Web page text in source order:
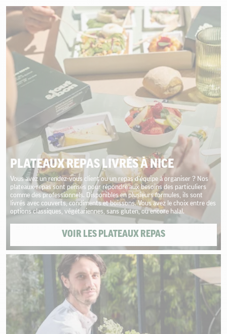
PLATEAUX REPAS LIVRÉS À NICE
Vous avez un rendez-vous client ou un repas d’équipe à organiser ? Nos
plateaux-repas sont pensés pour répondre aux besoins des particuliers
comme des professionnels. Disponibles en plusieurs formules, ils sont
livrés avec couverts, condiments et boissons. Vous avez le choix entre des
options classiques, végétariennes, sans gluten, ou encore halal.
VOIR LES PLATEAUX REPAS